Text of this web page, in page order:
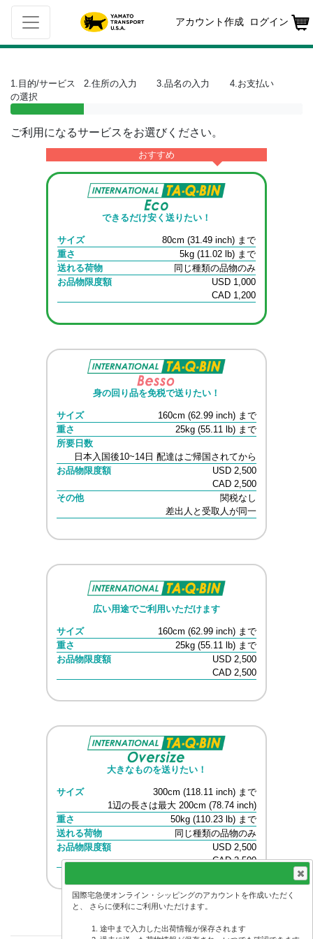
アカウント作成 ログイン
1.目的/サービス
の選択
2.住所の入力 3.品名の入力 4.お支払い
ご利用になるサービスをお選びください。
おすすめ
できるだけ安く送りたい！
サイズ
80cm (31.49 inch) まで
重さ
5kg (11.02 lb) まで
送れる荷物
同じ種類の品物のみ
お品物限度額
USD 1,000
CAD 1,200
身の回り品を免税で送りたい！
サイズ
160cm (62.99 inch) まで
重さ
25kg (55.11 lb) まで
所要日数
日本入国後10~14日 配達はご帰国されてから
お品物限度額
USD 2,500
CAD 2,500
その他
関税なし
差出人と受取人が同一
広い用途でご利用いただけます
サイズ
160cm (62.99 inch) まで
重さ
25kg (55.11 lb) まで
お品物限度額
USD 2,500
CAD 2,500
大きなものを送りたい！
サイズ
300cm (118.11 inch) まで
1辺の長さは最大 200cm (78.74 inch)
重さ
50kg (110.23 lb) まで
送れる荷物
同じ種類の品物のみ
お品物限度額
USD 2,500
CAD 2,500
国際宅急便オンライン・シッピングのアカウントを作成いただく
と、 さらに便利にご利用いただけます。
途中まで入力した出荷情報が保存されます